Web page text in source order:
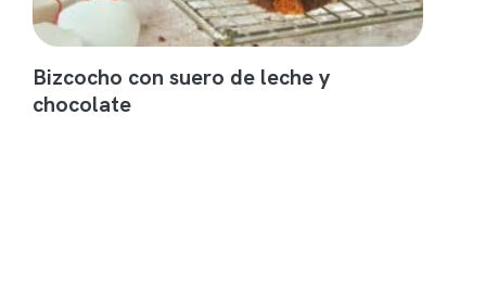
Bizcocho con suero de leche y
chocolate